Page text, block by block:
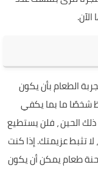
الطعام بأن يكون
شخصًا ما بما يكفي
الحين ، فلن يستطيع
لا تثبط عزيمتك. إذا كنت
طعام يمكن أن يكون